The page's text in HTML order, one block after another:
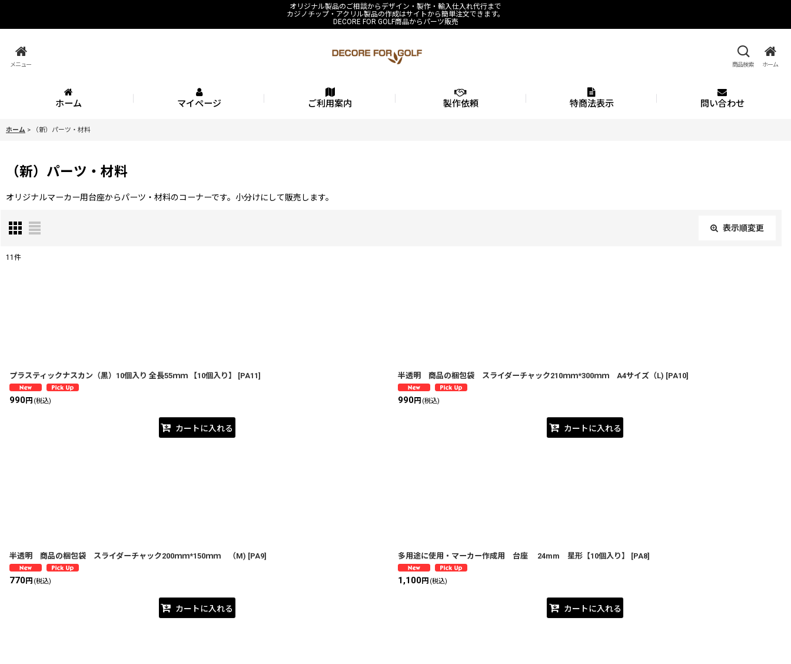
オリジナル製品のご相談からデザイン・製作・輸入仕入れ代行まで
カジノチップ・アクリル製品の作成はサイトから簡単注文できます。
DECORE FOR GOLF商品からパーツ販売
メニュー 商品検索 ホーム
ホーム マイページ ご利用案内 製作依頼 特商法表示 問い合わせ
ホーム > （新）パーツ・材料
（新）パーツ・材料
オリジナルマーカー用台座からパーツ・材料のコーナーです。小分けにして販売します。
表示順変更
11 件
プラスティックナスカン（黒）10個入り 全長55ｍｍ 【10個入り】 [PA11]
990円 (税込)
カートに入れる
半透明 商品の梱包袋 スライダーチャック210ｍｍ*300ｍｍ A4サイズ（L) [PA10]
990円 (税込)
カートに入れる
半透明 商品の梱包袋 スライダーチャック200ｍｍ*150ｍｍ （M) [PA9]
770円 (税込)
カートに入れる
多用途に使用・マーカー作成用 台座 24mm 星形【10個入り】 [PA8]
1,100円 (税込)
カートに入れる